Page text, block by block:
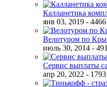
Калланетика
янв 03, 2019 -
Велотуром по
июль 30, 2014 -
Сервис выплаты
апр 20, 2022 -